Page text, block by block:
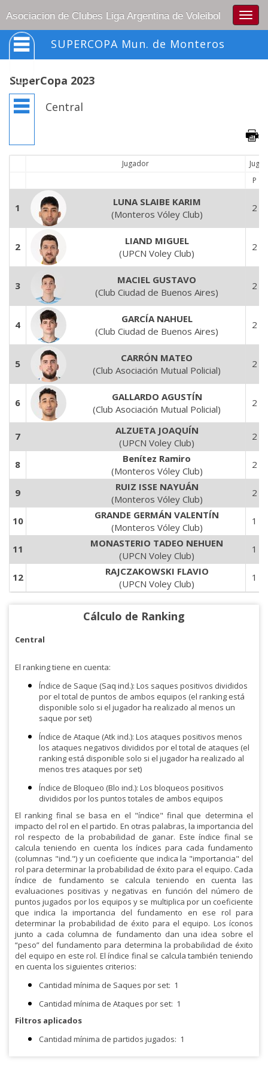
Asociacion de Clubes Liga Argentina de Voleibol
SUPERCOPA Mun. de Monteros
SuperCopa 2023
Central
Jugador
P
1
LUNA SLAIBE KARIM
(Monteros Vóley Club)
2
2
LIAND MIGUEL
(UPCN Voley Club)
2
3
MACIEL GUSTAVO
(Club Ciudad de Buenos Aires)
2
4
GARCÍA NAHUEL
(Club Ciudad de Buenos Aires)
2
5
CARRÓN MATEO
(Club Asociación Mutual Policial)
2
6
GALLARDO AGUSTÍN
(Club Asociación Mutual Policial)
2
7
ALZUETA JOAQUÍN
(UPCN Voley Club)
2
8
Benítez Ramiro
(Monteros Vóley Club)
2
9
RUIZ ISSE NAYUÁN
(Monteros Vóley Club)
2
10
GRANDE GERMÁN VALENTÍN
(Monteros Vóley Club)
1
11
MONASTERIO TADEO NEHUEN
(UPCN Voley Club)
1
12
RAJCZAKOWSKI FLAVIO
(UPCN Voley Club)
1
Cálculo de Ranking
Central
El ranking tiene en cuenta:
Índice de Saque (Saq ind.): Los saques positivos divididos
por el total de puntos de ambos equipos (el ranking está
disponible solo si el jugador ha realizado al menos un
saque por set)
Índice de Ataque (Atk ind.): Los ataques positivos menos
los ataques negativos divididos por el total de ataques (el
ranking está disponible solo si el jugador ha realizado al
menos tres ataques por set)
Índice de Bloqueo (Blo ind.): Los bloqueos positivos
divididos por los puntos totales de ambos equipos
El ranking final se basa en el "índice" final que determina el
impacto del rol en el partido. En otras palabras, la importancia del
rol respecto de la probabilidad de ganar. Este índice final se
calcula teniendo en cuenta los índices para cada fundamento
(columnas "ind.") y un coeficiente que indica la "importancia" del
rol para determinar la probabilidad de éxito para el equipo. Cada
índice de fundamento se calcula teniendo en cuenta las
evaluaciones positivas y negativas en función del número de
puntos jugados por los equipos y se multiplica por un coeficiente
que indica la importancia del fundamento en ese rol para
determinar la probabilidad de éxito para el equipo. Los íconos
junto a cada columna de fundamento dan una idea sobre el
“peso” del fundamento para determina la probabilidad de éxito
del equipo en este rol. El índice final se calcula también teniendo
en cuenta los siguientes criterios:
Cantidad mínima de Saques por set: 1
Cantidad mínima de Ataques por set: 1
Filtros aplicados
Cantidad mínima de partidos jugados: 1